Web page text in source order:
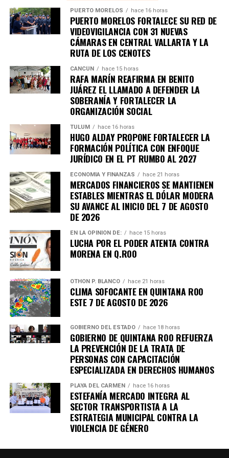
últimos puntos delacuerdo comercial UE–Mercosur
cuya firma está prevista para mañana. El pacto es
considerado uno de los más amplios de la última década.
6. Inundaciones dejan más de cien
muertos en el sur de África
Lluvias torrenciales provocaroninundaciones severas
en Mozambique, Sudáfrica y Zimbabue, dejando más de
de rescate continúan trabajando en zonas incomunicadas.
7. Uganda vive jornada violenta tras
arresto de Bobi Wine
Al menos siete personas murieron en enfrentamientos
entre manifestantes y fuerzas de seguridad luego de la
helicóptero a un destino no revelado. Organizaciones
internacionales expresaron preocupación por el clima
electoral.
8. Expresidente surcoreano Yoon
Suk Yeol es condenado a cinco años
Un tribunal de Corea del Sur sentenció al exmandatario a
cinco años de prisiónpor obstrucción de justicia
relacionada con la declaración de ley marcial en 2024. La
defensa anunció que apelará el fallo.
9. Canadá y China firman acuerdo
comercial clave
anunciaron un pacto que incluye lareducción de
PUERTO MORELOS hace 16 horas
PUERTO MORELOS FORTALECE SU RED DE
VIDEOVIGILANCIA CON 31 NUEVAS
CÁMARAS EN CENTRAL VALLARTA Y LA
RUTA DE LOS CENOTES
CANCÚN hace 15 horas
RAFA MARÍN REAFIRMA EN BENITO
JUÁREZ EL LLAMADO A DEFENDER LA
SOBERANÍA Y FORTALECER LA
ORGANIZACIÓN SOCIAL
TULUM hace 16 horas
HUGO ALDAY PROPONE FORTALECER LA
FORMACIÓN POLÍTICA CON ENFOQUE
JURÍDICO EN EL PT RUMBO AL 2027
ECONOMÍA Y FINANZAS hace 21 horas
MERCADOS FINANCIEROS SE MANTIENEN
ESTABLES MIENTRAS EL DÓLAR MODERA
SU AVANCE AL INICIO DEL 7 DE AGOSTO
DE 2026
EN LA OPINIÓN DE: hace 15 horas
LUCHA POR EL PODER ATENTA CONTRA
MORENA EN Q.ROO
OTHON P. BLANCO hace 21 horas
CLIMA SOFOCANTE EN QUINTANA ROO
ESTE 7 DE AGOSTO DE 2026
GOBIERNO DEL ESTADO hace 18 horas
GOBIERNO DE QUINTANA ROO REFUERZA
LA PREVENCIÓN DE LA TRATA DE
PERSONAS CON CAPACITACIÓN
ESPECIALIZADA EN DERECHOS HUMANOS
PLAYA DEL CARMEN hace 16 horas
ESTEFANÍA MERCADO INTEGRA AL
SECTOR TRANSPORTISTA A LA
ESTRATEGIA MUNICIPAL CONTRA LA
VIOLENCIA DE GÉNERO